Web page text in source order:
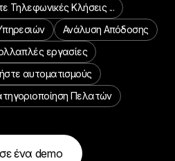
Τηλεφωνικές Κλήσεις ...
Ανάλυση Απόδοσης
εργασίες
αυτοματισμούς
Πελατών
ένα demo